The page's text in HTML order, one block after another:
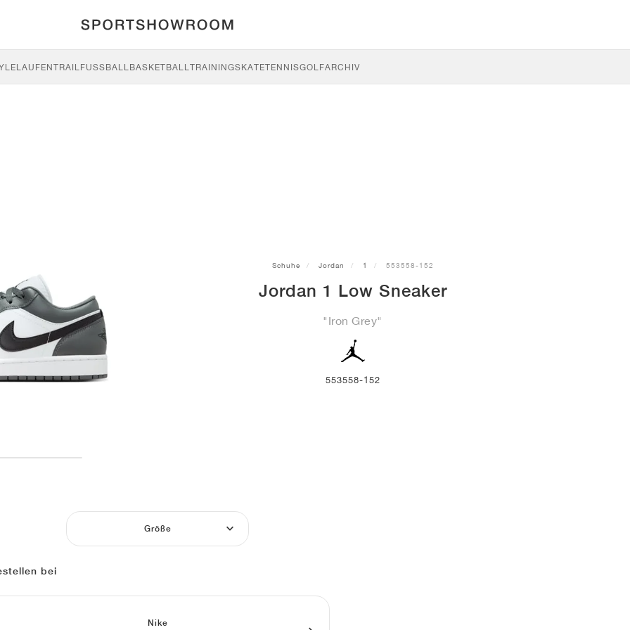
LAUFENTRAILFUSSBALL BASKETBALLTRAININGSKATETENNISGOLFARCHIV
Schuhe Jordan 1 553558-152
Jordan 1 Low Sneaker
"Iron Grey"
553558-152
Größe
bei
Nike